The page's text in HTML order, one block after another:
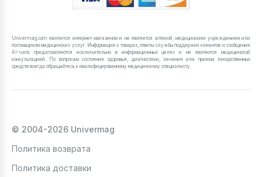
Univermag.com является интернет-магазином и не является аптекой, медицинским учреждением или
поставщиком медицинских услуг. Информация о товарах, ответы службы поддержки клиентов и сообщения
AI-чата предоставляются исключительно в информационных целях и не являются медицинской
консультацией. По вопросам состояния здоровья, диагностики, лечения или приема лекарственных
средств всегда обращайтесь к квалифицированному медицинскому специалисту.
© 2004-2026 Univermag
Политика возврата
Политика доставки